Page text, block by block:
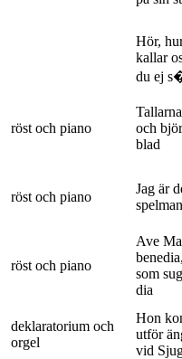
Hör,
kallar
du ej
röst och piano
och
blad
röst och piano
Jag är
spelman
röst och piano
Ave
som
dia
deklaratorium och
orgel
Hon
utför
vid